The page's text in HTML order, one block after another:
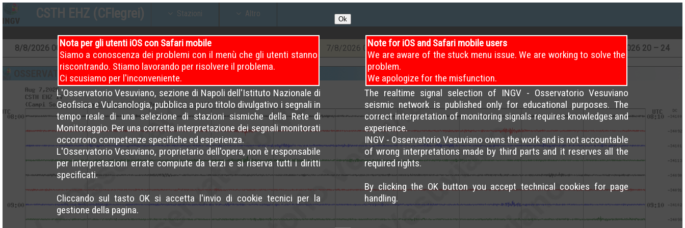
CSTH EHZ (CFlegrei) Stazioni Altro
Ok
Nota per gli utenti iOS con Safari mobile
Siamo a conoscenza dei problemi con il menù che gli utenti stanno
riscontrando. Stiamo lavorando per risolvere il problema.
Ci scusiamo per l'inconveniente.
L'Osservatorio Vesuviano, sezione di Napoli dell'Istituto Nazionale di
Geofisica e Vulcanologia, pubblica a puro titolo divulgativo i segnali in
tempo reale di una selezione di stazioni sismiche della Rete di
Monitoraggio. Per una corretta interpretazione dei segnali monitorati
occorrono competenze specifiche ed esperienza.
L'Osservatorio Vesuviano, proprietario dell'opera, non è responsabile
per interpretazioni errate compiute da terzi e si riserva tutti i diritti
specificati.
Cliccando sul tasto OK si accetta l'invio di cookie tecnici per la
gestione della pagina.
Note for iOS and Safari mobile users
We are aware of the stuck menu issue. We are working to solve the
problem.
We apologize for the misfunction.
The realtime signal selection of INGV - Osservatorio Vesuviano
seismic network is published only for educational purposes. The
correct interpretation of monitoring signals requires knowledges and
experience.
INGV - Osservatorio Vesuviano owns the work and is not accountable
of wrong interpretations made by third parts and it reserves all the
required rights.
By clicking the OK button you accept technical cookies for page
handling.
8/8/202600 – 04 (Attuale) 7 /8/202600 – 04 7/8/2026 08 – 12 7/8/202612 – 16 /8/2026 20 – 24